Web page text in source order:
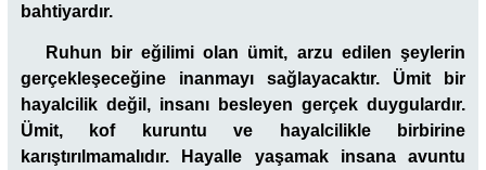
bahtiyardır.
Ruhun bir eğilimi olan ümit, arzu edilen şeylerin
gerçekleşeceğine inanmayı sağlayacaktır. Ümit bir
hayalcilik değil, insanı besleyen gerçek duygulardır.
Ümit, kof kuruntu ve hayalcilikle birbirine
karıştırılmamalıdır. Hayalle yaşamak insana avuntu